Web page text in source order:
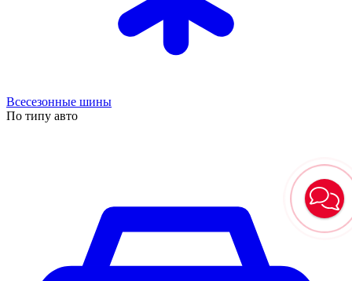
Всесезонные шины
По типу авто